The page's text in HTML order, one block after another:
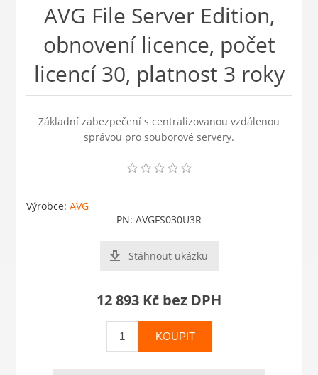
AVG File Server Edition,
obnovení licence, počet
licencí 30, platnost 3 roky
Základní zabezpečení s centralizovanou vzdálenou
správou pro souborové servery.
Výrobce: AVG
PN: AVGFS030U3R
Stáhnout ukázku
12 893 Kč bez DPH
KOUPIT